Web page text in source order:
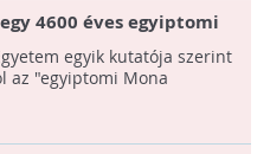
4600 éves egyiptomi
egyik kutatója szerint
az "egyiptomi Mona